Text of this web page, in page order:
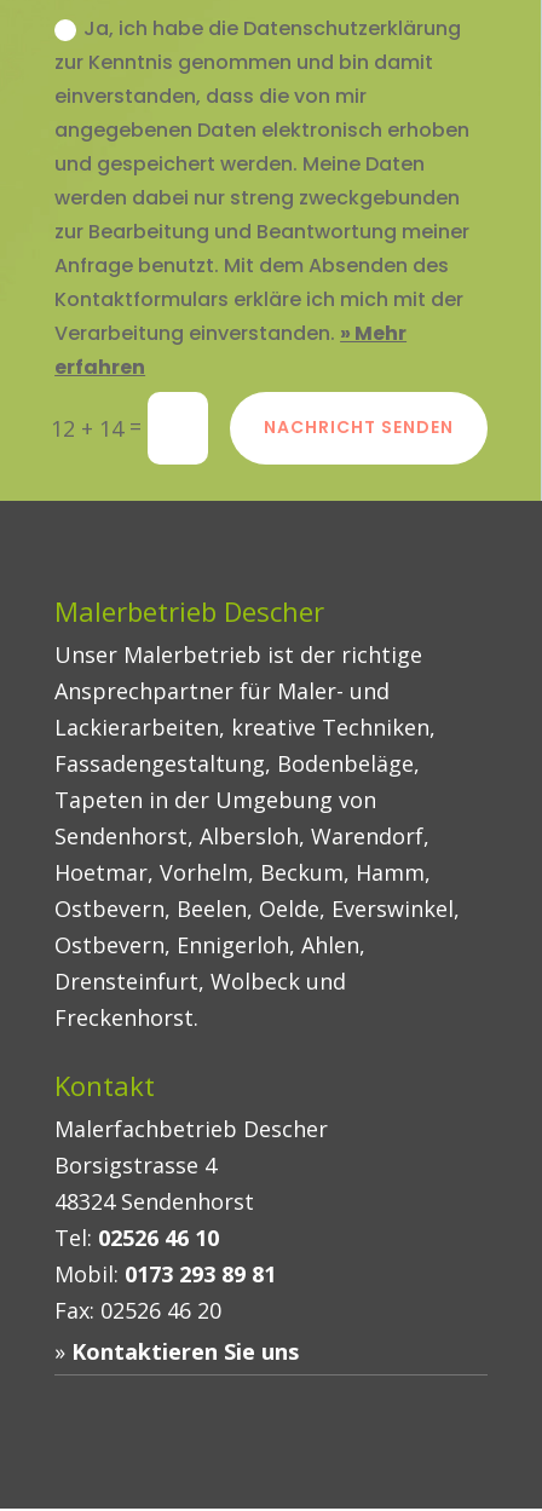
Ja, ich habe die Datenschutzerklärung
zur Kenntnis genommen und bin damit
einverstanden, dass die von mir
angegebenen Daten elektronisch erhoben
und gespeichert werden. Meine Daten
werden dabei nur streng zweckgebunden
zur Bearbeitung und Beantwortung meiner
Anfrage benutzt. Mit dem Absenden des
Kontaktformulars erkläre ich mich mit der
Verarbeitung einverstanden. » Mehr
erfahren
12 + 14= NACHRICHT SENDEN
Malerbetrieb Descher
Unser Malerbetrieb ist der richtige
Ansprechpartner für Maler- und
Lackierarbeiten, kreative Techniken,
Fassadengestaltung, Bodenbeläge,
Tapeten in der Umgebung von
Sendenhorst, Albersloh, Warendorf,
Hoetmar, Vorhelm, Beckum, Hamm,
Ostbevern, Beelen, Oelde, Everswinkel,
Ostbevern, Ennigerloh, Ahlen,
Drensteinfurt, Wolbeck und
Freckenhorst.
Kontakt
Malerfachbetrieb Descher
Borsigstrasse 4
48324 Sendenhorst
Tel: 02526 46 10
Mobil: 0173 293 89 81
Fax: 02526 46 20
Kontaktieren Sie uns